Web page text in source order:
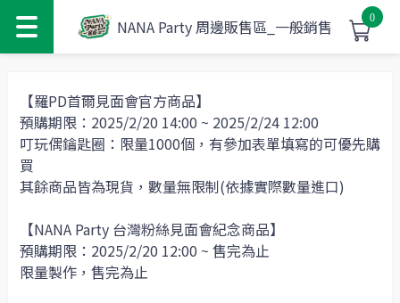
NANA Party 周邊販售區_一般銷售 0
【羅PD首爾見面會官方商品】
預購期限：2025/2/20 14:00 ~ 2025/2/24 12:00
叮玩偶鑰匙圈：限量1000個，有參加表單填寫的可優先購
買
其餘商品皆為現貨，數量無限制(依據實際數量進口)
【NANA Party 台灣粉絲見面會紀念商品】
預購期限：2025/2/20 12:00 ~ 售完為止
限量製作，售完為止